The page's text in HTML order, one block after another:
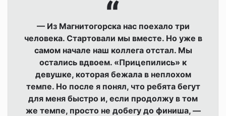
— Из Магнитогорска нас поехало три
человека. Стартовали мы вместе. Но уже в
самом начале наш коллега отстал. Мы
остались вдвоем. «Прицепились» к
девушке, которая бежала в неплохом
темпе. Но после я понял, что ребята бегут
для меня быстро и, если продолжу в том
же темпе, просто не добегу до финиша, —